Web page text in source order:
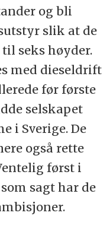
og bli
slik at de
seks høyder.
med dieseldrift
før første
selskapet
i Sverige. De
også rette
først i
sagt har de